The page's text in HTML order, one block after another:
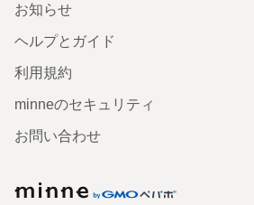
お知らせ
ヘルプとガイド
利用規約
minneのセキュリティ
お問い合わせ